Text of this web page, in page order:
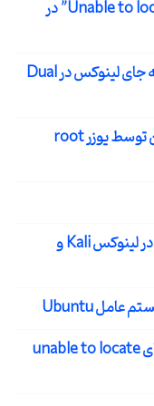
روش قطعی حل مشکل “Unable to locate package” در
تغییر GRUB برای بوت شدن با ویندوز به جای لینوکس در Dual
نحوه فعال کردن یوزر root و لاگین کردن توسط یوزر root
مشکل در شناسایی کارت شبکه وایرلس در لینوکس Kali و
نصب نشدن برنامه در کالی لینوکس خطای unable to locate